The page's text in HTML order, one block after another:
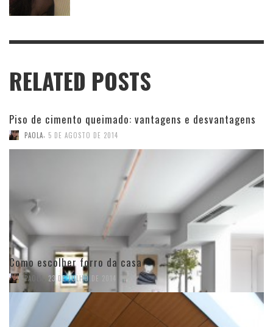
RELATED POSTS
Piso de cimento queimado: vantagens e desvantagens
PAOLA, 5 DE AGOSTO DE 2014
Como escolher forro da casa
PAOLA 23 DE JULHO DE 2014